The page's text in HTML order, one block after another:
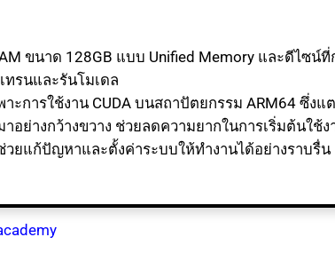
ขนาด 128GB แบบ Unified Memory และดีไซน์
ทรนและรันโมเดล
ะการใช้งาน CUDA บนสถาปัตยกรรม ARM64 ซึ่ง
อย่างกว้างขวาง ช่วยลดความยากในการเริ่มต้นใช้ง
วยแก้ปัญหาและตั้งค่าระบบให้ทำงานได้อย่างราบรื่น